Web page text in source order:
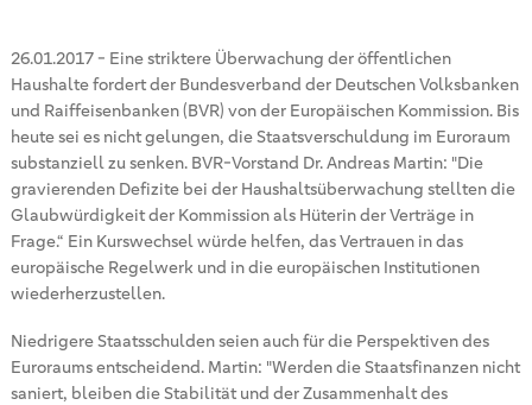
26.01.2017- Eine striktere Überwachung der öffentlichen
Haushalte fordert der Bundesverband der Deutschen Volksbanken
und Raiffeisenbanken (BVR) von der Europäischen Kommission. Bis
heute sei es nicht gelungen, die Staatsverschuldung im Euroraum
substanziell zu senken. BVR-Vorstand Dr. Andreas Martin: "Die
gravierenden Defizite bei der Haushaltsüberwachung stellten die
Glaubwürdigkeit der Kommission als Hüterin der Verträge in
Frage.“ Ein Kurswechsel würde helfen, das Vertrauen in das
europäische Regelwerk und in die europäischen Institutionen
wiederherzustellen.
Niedrigere Staatsschulden seien auch für die Perspektiven des
Euroraums entscheidend. Martin: "Werden die Staatsfinanzen nicht
saniert, bleiben die Stabilität und der Zusammenhalt des